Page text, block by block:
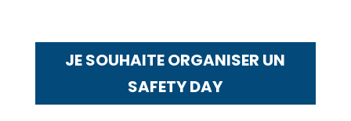
JE SOUHAITE ORGANISER UN
SAFETY DAY